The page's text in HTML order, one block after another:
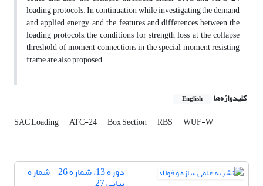
loading protocols. In continuation, while investigating the demand
and applied energy, and the features and differences between the
loading protocols, the conditions for strength loss at the collapse
threshold of moment connections in the special moment resisting
frame are also proposed.
کلیدواژه‌ها English
SAC Loading ATC-24 Box Section RBS WUF-W
دوره 13، شماره 26 - شماره